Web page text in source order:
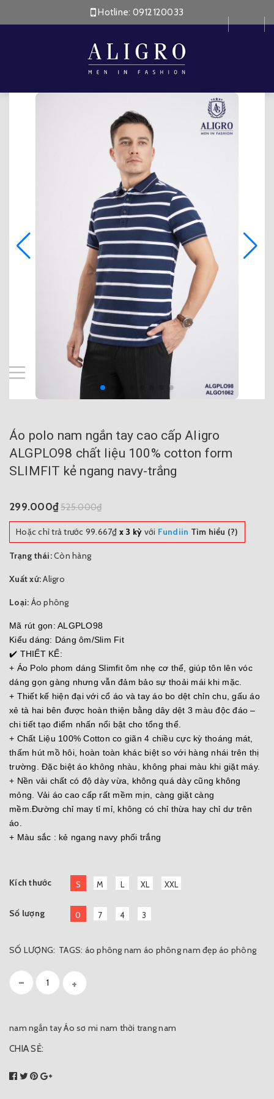
Hotline: 0912120033
Áo polo nam ngắn tay cao cấp Aligro
ALGPLO98 chất liệu 100% cotton form
SLIMFIT kẻ ngang navy-trắng
299.000₫525.000₫
Hoặc chỉ trả trước 99.667₫ x 3 kỳ với Fundiin Tìm hiểu (?)
Trạng thái:Còn hàng
Xuất xứ:Aligro
Loại: Áo phông
Mã rút gọn: ALGPLO98
Kiểu dáng: Dáng ôm/Slim Fit
✔️ THIẾT KẾ:
+ Áo Polo phom dáng Slimfit ôm nhẹ cơ thể, giúp tôn lên vóc
dáng gọn gàng nhưng vẫn đảm bảo sự thoải mái khi mặc.
+ Thiết kế hiện đại với cổ áo và tay áo bo dệt chỉn chu, gấu áo
xẻ tà hai bên được hoàn thiện bằng dây dệt 3 màu độc đáo –
chi tiết tạo điểm nhấn nổi bật cho tổng thể.
+ Chất Liệu 100% Cotton co giãn 4 chiều cực kỳ thoáng mát,
thấm hút mồ hôi, hoàn toàn khác biệt so với hàng nhái trên thị
trường. Đặc biệt áo không nhàu, không phai màu khi giặt máy.
+ Nền vải chất có độ dày vừa, không quá dày cũng không
mỏng. Vải áo cao cấp rất mềm mịn, càng giặt càng
mềm.Đường chỉ may tỉ mỉ, không có chỉ thừa hay chỉ dư trên
áo.
+ Màu sắc : kẻ ngang navy phối trắng
Kích thước S M L XL XXL
Số lượng 0 7 4 3
SỐ LƯỢNG:
- +
TAGS: áo phông nam áo phông nam đẹp áo phông
nam ngắn tayÁo sơ mi nam thời trang nam
CHIA SẺ: